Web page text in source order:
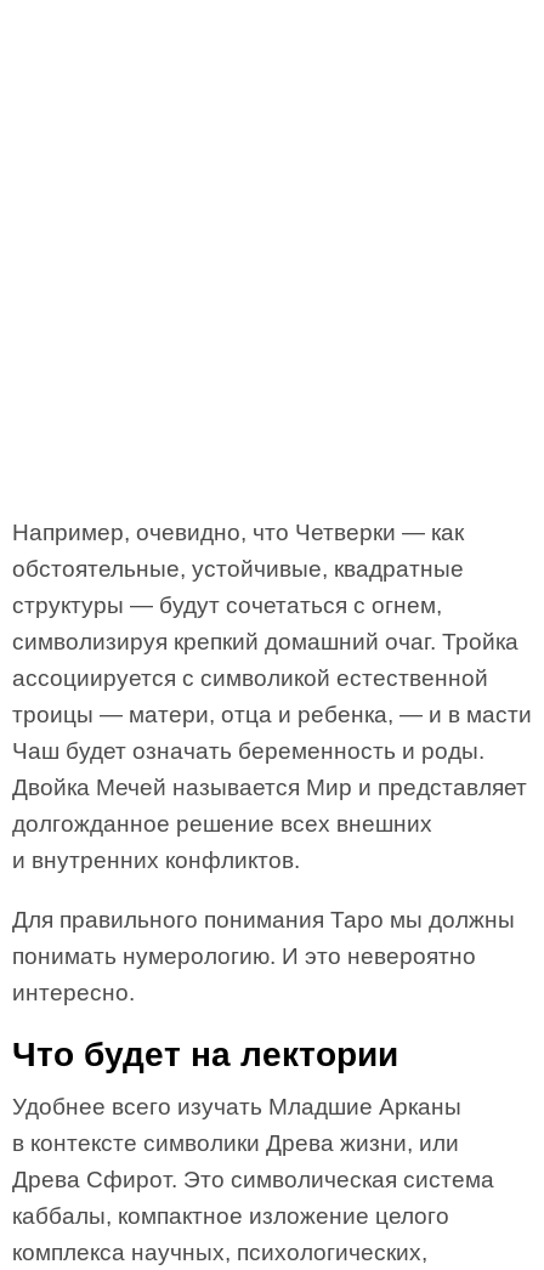
Например, очевидно, что Четверки — как
обстоятельные, устойчивые, квадратные
структуры — будут сочетаться с огнем,
символизируя крепкий домашний очаг. Тройка
ассоциируется с символикой естественной
троицы — матери, отца и ребенка, — и в масти
Чаш будет означать беременность и роды.
Двойка Мечей называется Мир и представляет
долгожданное решение всех внешних
и внутренних конфликтов.
Для правильного понимания Таро мы должны
понимать нумерологию. И это невероятно
интересно.
Что будет на лектории
Удобнее всего изучать Младшие Арканы
в контексте символики Древа жизни, или
Древа Сфирот. Это символическая система
каббалы, компактное изложение целого
комплекса научных, психологических,